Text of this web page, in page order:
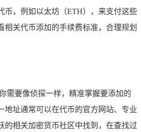
币，例如以太坊（ETH），来支付这些
相关代币添加的手续费标准，合理规划
需要像侦探一样，精准掌握要添加的
地址通常可以在代币的官方网站、专业
的相关加密货币社区中找到，在查找过